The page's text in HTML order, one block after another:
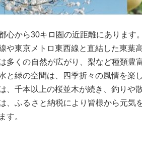
心から30キロ圏の近距離にあります。
や東京メトロ東西線と直結した東葉
多くの自然が広がり、梨など種類豊
と緑の空間は、四季折々の風情を楽
、千本以上の桜並木が続き、釣りや
、ふるさと納税により皆様から元
す。